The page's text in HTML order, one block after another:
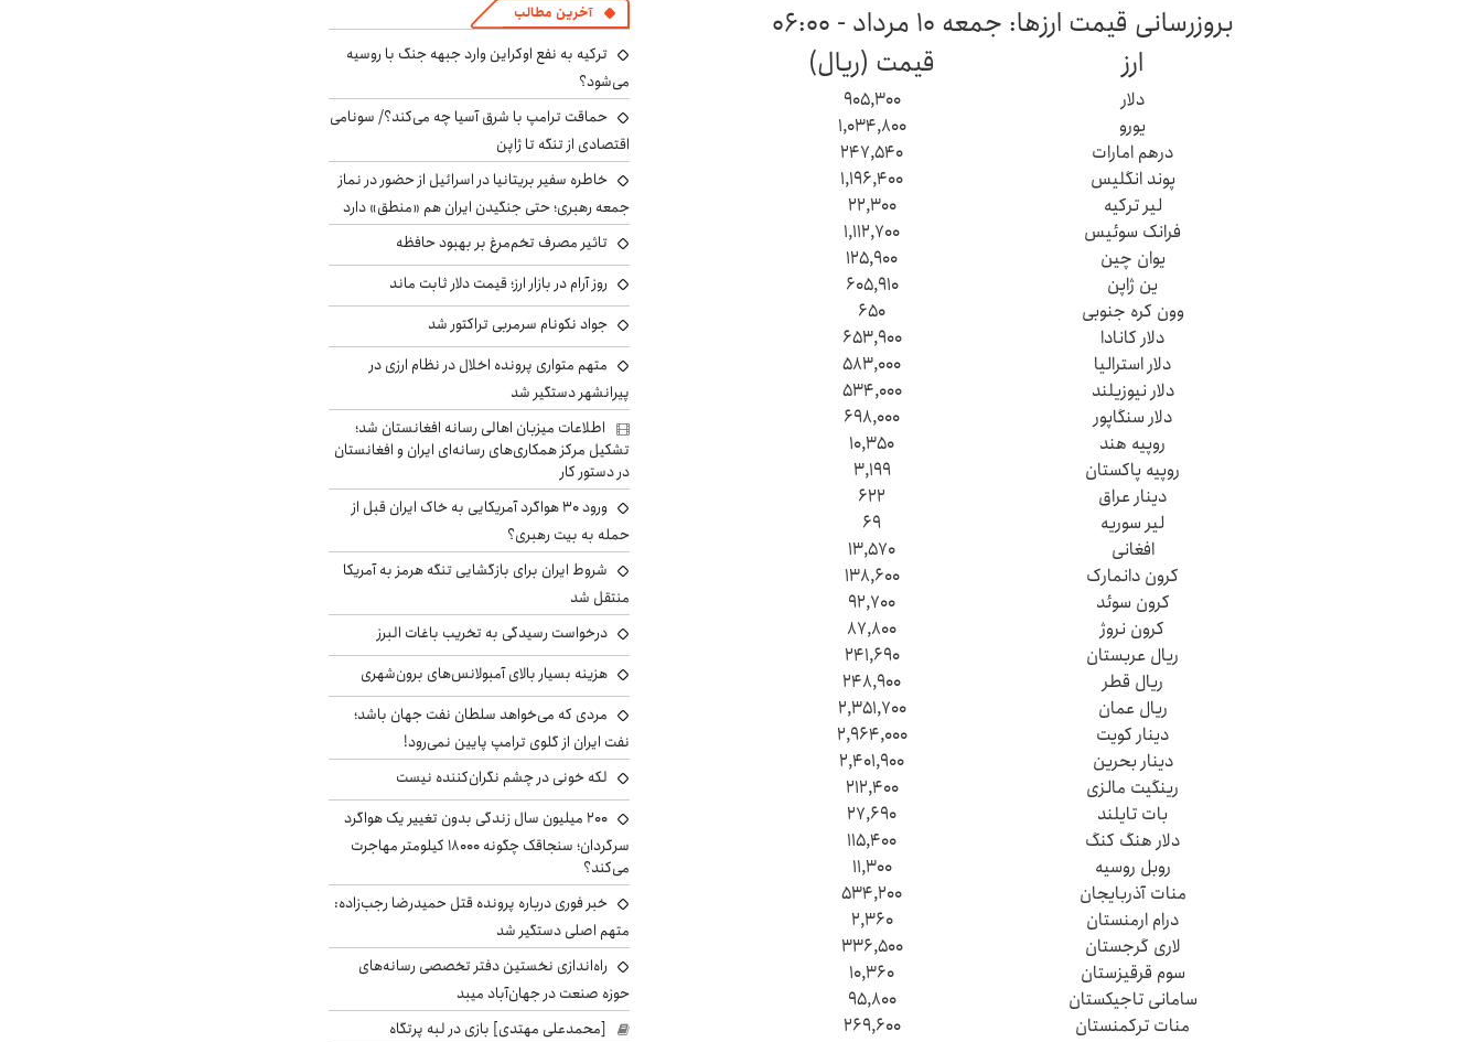
بروزرسانی قیمت ارزها: جمعه ۱۰ مرداد - ۰۶:۰۰
ارز
قیمت (ریال)
دلار
۹۰۵,۳۰۰
یورو
۱,۰۳۴,۸۰۰
درهم امارات
۲۴۷,۵۴۰
پوند انگلیس
۱,۱۹۶,۴۰۰
لیر ترکیه
۲۲,۳۰۰
فرانک سوئیس
۱,۱۱۲,۷۰۰
یوان چین
۱۲۵,۹۰۰
ین ژاپن
۶۰۵,۹۱۰
وون کره جنوبی
۶۵۰
دلار کانادا
۶۵۳,۹۰۰
دلار استرالیا
۵۸۳,۰۰۰
دلار نیوزیلند
۵۳۴,۰۰۰
دلار سنگاپور
۶۹۸,۰۰۰
روپیه هند
۱۰,۳۵۰
روپیه پاکستان
۳,۱۹۹
دینار عراق
۶۲۲
لیر سوریه
۶۹
افغانی
۱۳,۵۷۰
کرون دانمارک
۱۳۸,۶۰۰
کرون سوئد
۹۲,۷۰۰
کرون نروژ
۸۷,۸۰۰
ریال عربستان
۲۴۱,۶۹۰
ریال قطر
۲۴۸,۹۰۰
ریال عمان
۲,۳۵۱,۷۰۰
دینار کویت
۲,۹۶۴,۰۰۰
دینار بحرین
۲,۴۰۱,۹۰۰
رینگیت مالزی
۲۱۲,۴۰۰
بات تایلند
۲۷,۶۹۰
دلار هنگ کنگ
۱۱۵,۴۰۰
روبل روسیه
۱۱,۳۰۰
منات آذربایجان
۵۳۴,۲۰۰
درام ارمنستان
۲,۳۶۰
لاری گرجستان
۳۳۶,۵۰۰
سوم قرقیزستان
۱۰,۳۶۰
سامانی تاجیکستان
۹۵,۸۰۰
منات ترکمنستان
۲۶۹,۶۰۰
آخرین مطالب
ترکیه به نفع اوکراین وارد جبهه جنگ با روسیه
می‌شود؟
حماقت ترامپ با شرق آسیا چه می‌کند؟/ سونامی
اقتصادی از تنگه تا ژاپن
خاطره سفیر بریتانیا در اسرائیل از حضور در نماز
جمعه رهبری؛ حتی جنگیدن ایران هم «منطق» دارد
تاثیر مصرف تخم‌مرغ بر بهبود حافظه
روز آرام در بازار ارز؛ قیمت دلار ثابت ماند
جواد نکونام سرمربی تراکتور شد
متهم متواری پرونده اخلال در نظام ارزی در
پیرانشهر دستگیر شد
اطلاعات میزبان اهالی رسانه افغانستان شد؛
تشکیل مرکز همکاری‌های رسانه‌ای ایران و افغانستان
در دستور کار
ورود ۳۰ هواگرد آمریکایی به خاک ایران قبل از
حمله به بیت رهبری؟
شروط ایران برای بازگشایی تنگه هرمز به آمریکا
منتقل شد
درخواست رسیدگی به تخریب باغات البرز
هزینه بسیار بالای آمبولانس‌های برون‌شهری
مردی که می‌خواهد سلطان نفت جهان باشد؛
نفت ایران از گلوی ترامپ پایین نمی‌رود!
لکه خونی در چشم نگران‌کننده نیست
۲۰۰ میلیون سال زندگی بدون تغییر یک هواگرد
سرگردان؛ سنجاقک‌ چگونه ۱۸۰۰۰ کیلومتر مهاجرت
می‌کند؟
خبر فوری درباره پرونده قتل حمیدرضا رجب‌زاده:
متهم اصلی دستگیر شد
راه‌اندازی نخستین دفتر تخصصی رسانه‌های
حوزه صنعت در جهان‌آباد میبد
[محمدعلی مهتدی] بازی در لبه پرتگاه